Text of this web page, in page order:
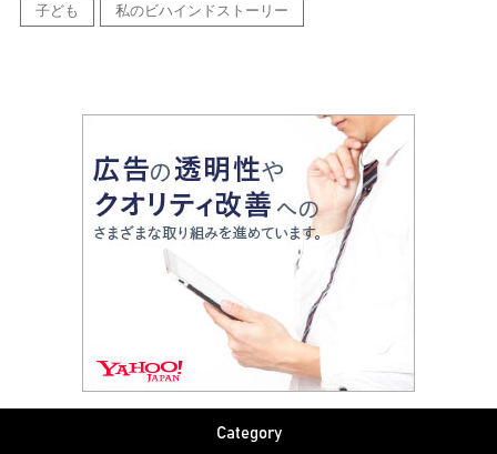
子ども 私のビハインドストーリー
Category